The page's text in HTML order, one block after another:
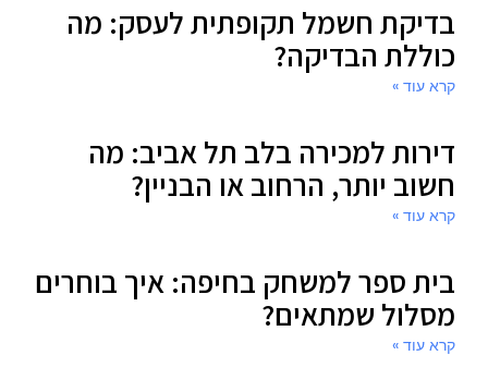
בדיקת חשמל תקופתית לעסק: מה
כוללת הבדיקה?
קרא עוד »
דירות למכירה בלב תל אביב: מה
חשוב יותר, הרחוב או הבניין?
קרא עוד »
בית ספר למשחק בחיפה: איך בוחרים
מסלול שמתאים?
קרא עוד »